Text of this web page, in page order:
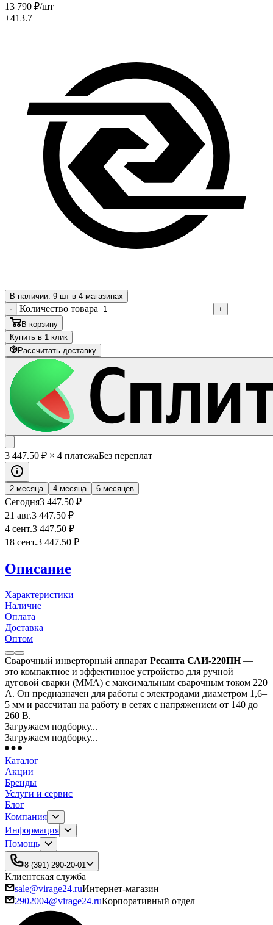
13 790 ₽/шт
+413.7
В наличии: 9 шт в 4 магазинах
-
Количество товара
+
В корзину
Купить в 1 клик
Рассчитать доставку
3 447.50 ₽ × 4 платежаБез переплат
2 месяца 4 месяца 6 месяцев
Сегодня3 447.50 ₽
21 авг.3 447.50 ₽
4 сент.3 447.50 ₽
18 сент.3 447.50 ₽
Описание
Характеристики
Наличие
Оплата
Доставка
Оптом
Сварочный инверторный аппарат Ресанта САИ-220ПН—
это компактное и эффективное устройство для ручной
дуговой сварки (MMA) с максимальным сварочным током 220
А. Он предназначен для работы с электродами диаметром 1,6–
5 мм и рассчитан на работу в сетях с напряжением от 140 до
260 В.
Загружаем подборку...
Загружаем подборку...
Каталог
Акции
Бренды
Услуги и сервис
Блог
Компания
Информация
Помощь
8 (391) 290-20-01
Клиентская служба
sale@virage24.ruИнтернет-магазин
2902004@virage24.ruКорпоративный отдел